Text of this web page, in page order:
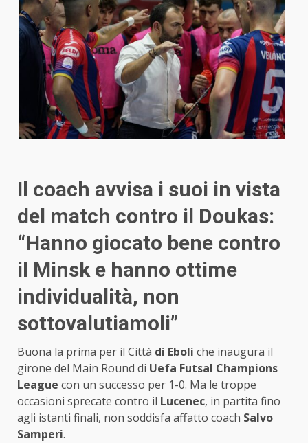
Il coach avvisa i suoi in vista
del match contro il Doukas:
“Hanno giocato bene contro
il Minsk e hanno ottime
individualità, non
sottovalutiamoli”
Buona la prima per il Città di Eboli che inaugura il
girone del Main Round di Uefa Futsal Champions
League con un successo per 1-0. Ma le troppe
occasioni sprecate contro il Lucenec, in partita fino
agli istanti finali, non soddisfa affatto coach Salvo
Samperi.